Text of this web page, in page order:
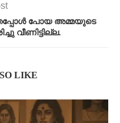
പോയ അമ്മയുടെ
വീണിട്ടില്ല.
LIKE